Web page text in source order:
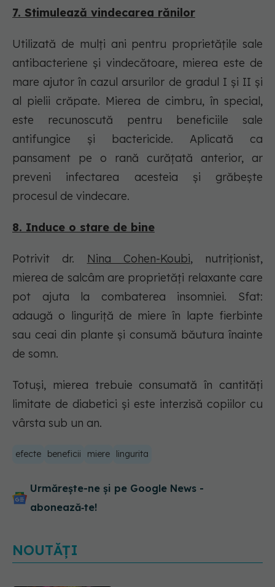
7. Stimulează vindecarea rănilor
Utilizată de mulți ani pentru proprietățile sale
antibacteriene și vindecătoare, mierea este de
mare ajutor în cazul arsurilor de gradul I și II și
al pielii crăpate. Mierea de cimbru, în special,
este recunoscută pentru beneficiile sale
antifungice și bactericide. Aplicată ca
pansament pe o rană curățată anterior, ar
preveni infectarea acesteia și grăbește
procesul de vindecare.
8. Induce o stare de bine
Potrivit dr. Nina Cohen-Koubi, nutriționist,
mierea de salcâm are proprietăți relaxante care
pot ajuta la combaterea insomniei. Sfat:
adaugă o linguriță de miere în lapte fierbinte
sau ceai din plante și consumă băutura înainte
de somn.
Totuși, mierea trebuie consumată în cantități
limitate de diabetici și este interzisă copiilor cu
vârsta sub un an.
efecte beneficii miere lingurita
Urmărește-ne și pe Google News -
abonează‑te!
NOUTĂȚI